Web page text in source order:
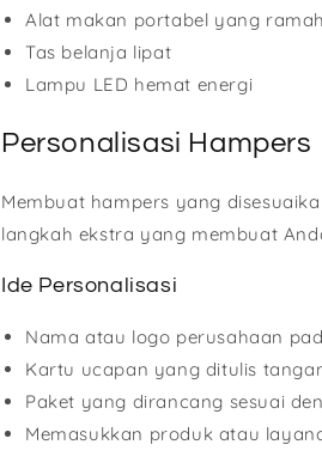
Alat makan portabel yang
Tas belanja lipat
Lampu LED hemat energi
Personalisasi Hampers
Membuat hampers yang
langkah ekstra yang membuat
Ide Personalisasi
Nama atau logo perusahaan
Kartu ucapan yang ditulis
Paket yang dirancang sesuai
Memasukkan produk atau